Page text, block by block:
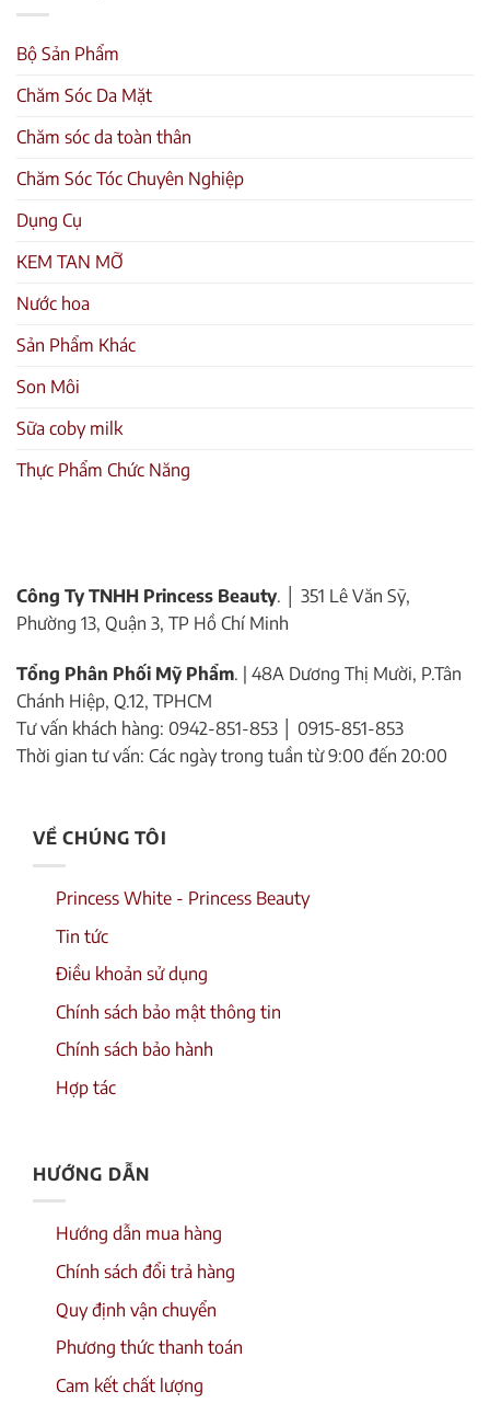
Bộ Sản Phẩm
Chăm Sóc Da Mặt
Chăm sóc da toàn thân
Chăm Sóc Tóc Chuyên Nghiệp
Dụng Cụ
KEM TAN MỠ
Nước hoa
Sản Phẩm Khác
Son Môi
Sữa coby milk
Thực Phẩm Chức Năng
Công Ty TNHH Princess Beauty. │ 351 Lê Văn Sỹ,
Phường 13, Quận 3, TP Hồ Chí Minh
Tổng Phân Phối Mỹ Phẩm. | 48A Dương Thị Mười, P.Tân
Chánh Hiệp, Q.12, TPHCM
Tư vấn khách hàng: 0942-851-853 │ 0915-851-853
Thời gian tư vấn: Các ngày trong tuần từ 9:00 đến 20:00
VỀ CHÚNG TÔI
Princess White - Princess Beauty
Tin tức
Điều khoản sử dụng
Chính sách bảo mật thông tin
Chính sách bảo hành
Hợp tác
HƯỚNG DẪN
Hướng dẫn mua hàng
Chính sách đổi trả hàng
Quy định vận chuyển
Phương thức thanh toán
Cam kết chất lượng